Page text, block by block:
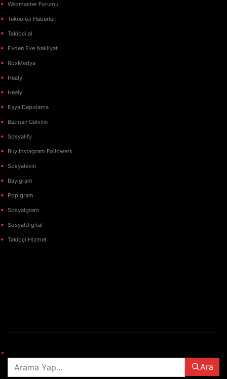
Webmaster Forumu
Teknoloji Haberleri
Takipci.al
Evden Eve Nakliyat
RoxMedya
Healy
Healy
Eşya Depolama
Batman Gelinlik
Sosyalify
Buy Instagram Followers
Sosyalevin
Bayigram
Popigram
Sosyalgram
SosyalDigital
Takipçi Hizmet
puro
Ara